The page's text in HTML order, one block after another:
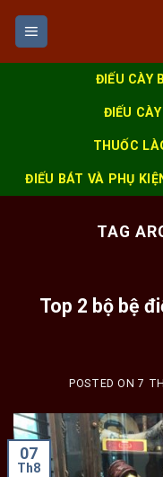
Skip
content
ĐIẾU CÀY
ĐIẾU
THUỐC
ĐIẾU BÁT VÀ PHỤ
TAG
Top 2 bộ bệ
POSTED ON7
07
Th8